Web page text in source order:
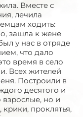
Вместе с
лечила
ходить:
зашла к жене
у нас в отряде
что дало
время в село
Всех жителей
Построили в
десятого и
но и
проклятья,